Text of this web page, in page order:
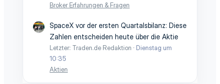
Broker Erfahrungen & Fragen
SpaceX vor der ersten Quartalsbilanz: Diese
Zahlen entscheiden heute über die Aktie
Letzter: Traden.de Redaktion
Dienstag um
10:35
Aktien